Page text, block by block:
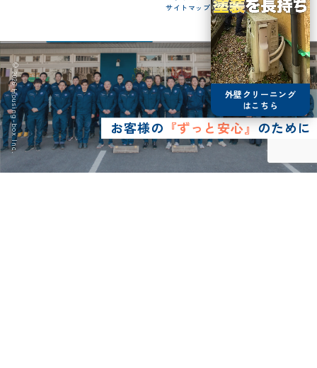
サイトマップ
お客様の 『ずっと安心』のために
© 2026 Housing-box Inc.
外壁クリーニング
はこちら